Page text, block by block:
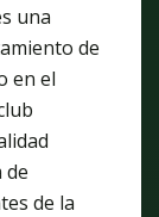
una
de
en el
de
de la